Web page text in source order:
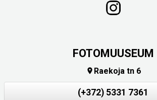
FOTOMUUSEUM
 Raekoja tn 6
(+372) 5331 7361